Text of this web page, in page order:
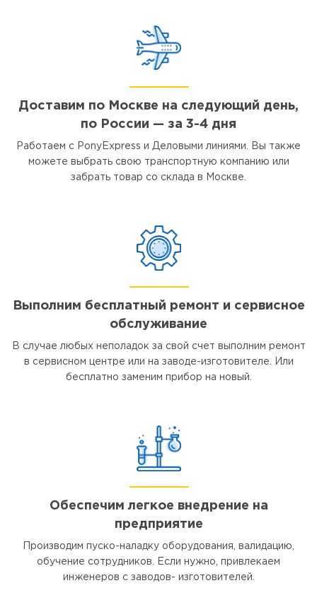
Доставим по Москве на следующий день,
по России — за 3-4 дня
Работаем с PonyExpress и Деловыми линиями. Вы также
можете выбрать свою транспортную компанию или
забрать товар со склада в Москве.
Выполним бесплатный ремонт и сервисное
обслуживание
В случае любых неполадок за свой счет выполним ремонт
в сервисном центре или на заводе-изготовителе. Или
бесплатно заменим прибор на новый.
Обеспечим легкое внедрение на
предприятие
Производим пуско-наладку оборудования, валидацию,
обучение сотрудников. Если нужно, привлекаем
инженеров с заводов- изготовителей.